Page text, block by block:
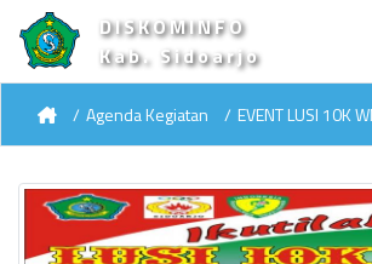
DISKOMINFO
Kab. Sidoarjo
Agenda Kegiatan EVENT LUSI 10K